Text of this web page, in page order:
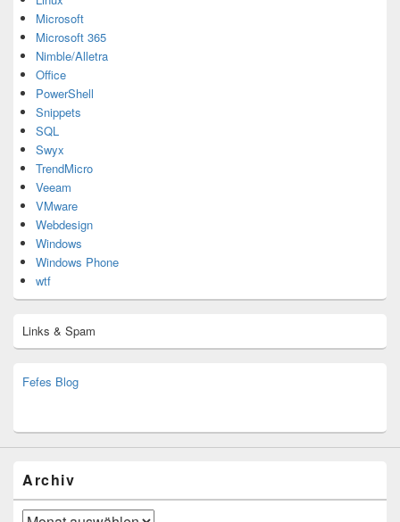
Microsoft
Microsoft 365
Nimble/Alletra
Office
PowerShell
Snippets
SQL
Swyx
TrendMicro
Veeam
VMware
Webdesign
Windows
Windows Phone
wtf
Links & Spam
Fefes Blog
Archiv
Archiv